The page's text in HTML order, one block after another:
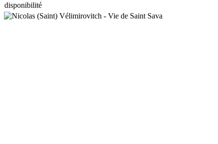
disponibilité